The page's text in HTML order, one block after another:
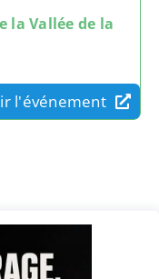
la Vallée de la
l'événement